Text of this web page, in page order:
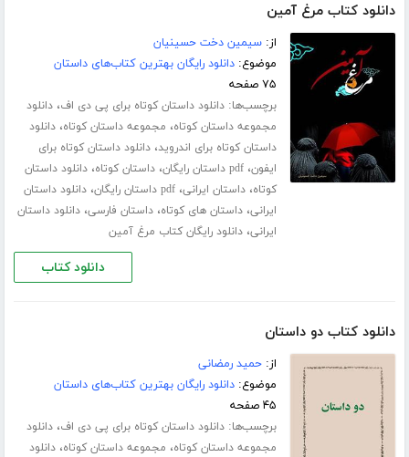
دانلود کتاب مرغ آمین
از:سیمین دخت حسینیان
موضوع:دانلود رایگان بهترین کتاب‌های داستان
۷۵ صفحه
برچسب‌ها:دانلود داستان کوتاه برای پی دی اف،دانلود
مجموعه داستان کوتاه، مجموعه داستان کوتاه،دانلود
داستان کوتاه برای اندروید،دانلود داستان کوتاه برای
ایفون،pdf داستان رایگان ،داستان کوتاه،دانلود داستان
کوتاه،داستان ایرانی،pdf داستان رایگان ،دانلود داستان
ایرانی،داستان های کوتاه،داستان فارسی،دانلود داستان
ایرانی،دانلود رایگان کتاب مرغ آمین
دانلود کتاب
دانلود کتاب دو داستان
از:حمید رمضانی
موضوع:دانلود رایگان بهترین کتاب‌های داستان
۴۵ صفحه
برچسب‌ها:دانلود داستان کوتاه برای پی دی اف،دانلود
مجموعه داستان کوتاه، مجموعه داستان کوتاه،دانلود